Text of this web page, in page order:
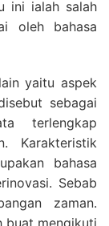
ini ialah salah
oleh bahasa
yaitu aspek
sebagai
terlengkap
Karakteristik
bahasa
Sebab
zaman.
buat mengikuti